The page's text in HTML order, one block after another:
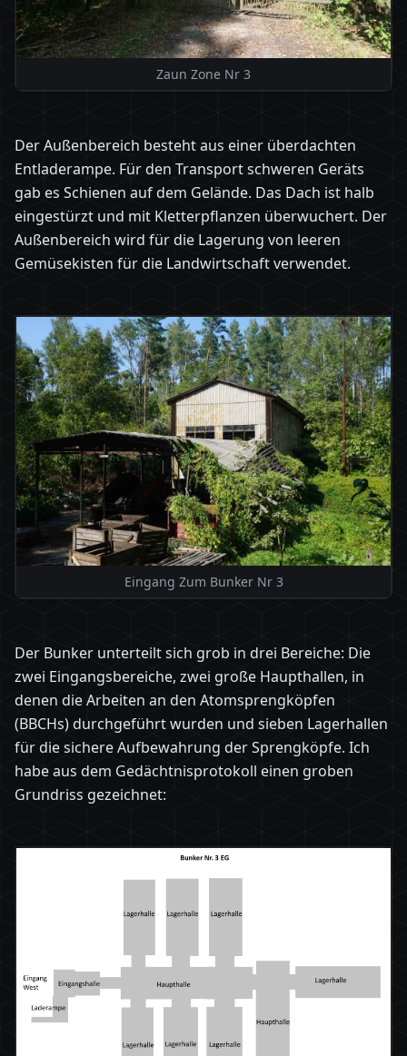
Zaun Zone Nr 3
Der Außenbereich besteht aus einer überdachten
Entladerampe. Für den Transport schweren Geräts
gab es Schienen auf dem Gelände. Das Dach ist halb
eingestürzt und mit Kletterpflanzen überwuchert. Der
Außenbereich wird für die Lagerung von leeren
Gemüsekisten für die Landwirtschaft verwendet.
Eingang Zum Bunker Nr 3
Der Bunker unterteilt sich grob in drei Bereiche: Die
zwei Eingangsbereiche, zwei große Haupthallen, in
denen die Arbeiten an den Atomsprengköpfen
(BBCHs) durchgeführt wurden und sieben Lagerhallen
für die sichere Aufbewahrung der Sprengköpfe. Ich
habe aus dem Gedächtnisprotokoll einen groben
Grundriss gezeichnet: